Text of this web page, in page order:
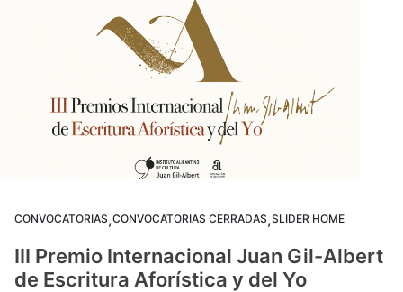
CONVOCATORIAS,CONVOCATORIAS CERRADAS,SLIDER HOME
III Premio Internacional Juan Gil-Albert
de Escritura Aforística y del Yo